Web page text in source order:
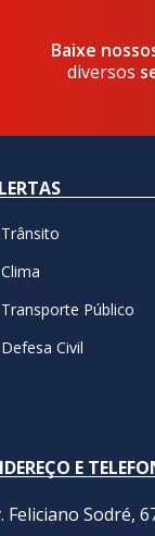
Baixe
diversos
Trânsito
Clima
Transporte Público
Defesa Civil
E
Feliciano Sodré,